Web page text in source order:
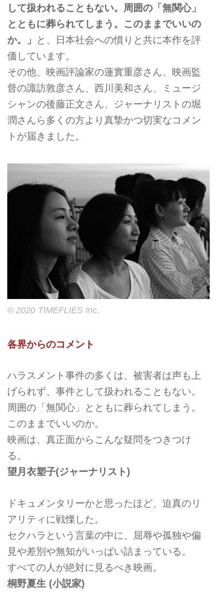
して扱われることもない。周囲の「無関心」
とともに葬られてしまう。このままでいいの
か。」
と、日本社会への憤りと共に本作を評
価しています。
その他、映画評論家の蓮實重彦さん、映画監
督の諏訪敦彦さん、西川美和さん、ミュージ
シャンの後藤正文さん、ジャーナリストの堀
潤さんら多くの方より真摯かつ切実なコメン
トが届きました。
© 2020 TIMEFLIES Inc.
各界からのコメント
ハラスメント事件の多くは、被害者は声も上
げられず、事件として扱われることもない。
周囲の「無関心」とともに葬られてしまう。
このままでいいのか。
映画は、真正面からこんな疑問をつきつけ
る。
望月衣塑子(ジャーナリスト)
ドキュメンタリーかと思ったほど、迫真のリ
アリティに戦慄した。
セクハラという言葉の中に、屈辱や孤独や偏
見や差別や無知がいっぱい詰まっている。
すべての人が絶対に見るべき映画。
桐野夏生 (小説家)